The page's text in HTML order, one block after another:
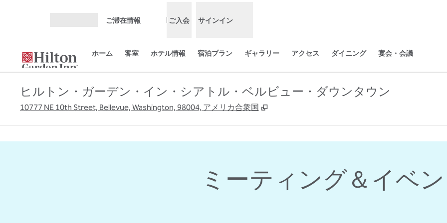
ご滞在情報 ご入会 サインイン
ホーム 客室 ホテル情報 宿泊プラン ギャラリー アクセス ダイニング 宴会・会議
ヒルトン・ガーデン・イン・シアトル・ベルビュー・ダウンタウン
10777 NE 10th Street, Bellevue, Washington, 98004, アメリカ合衆国 ,
ミーティング＆イベン